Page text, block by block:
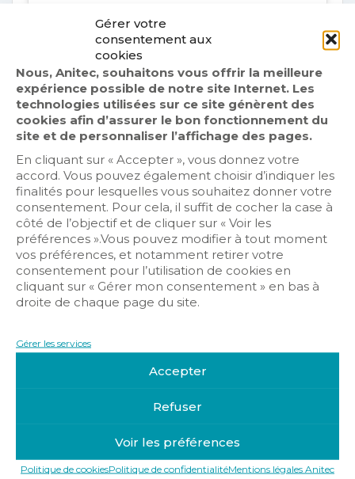
Gérer votre
consentement aux
cookies
Nous, Anitec, souhaitons vous offrir la meilleure
expérience possible de notre site Internet. Les
technologies utilisées sur ce site génèrent des
cookies afin d’assurer le bon fonctionnement du
site et de personnaliser l’affichage des pages.
En cliquant sur « Accepter », vous donnez votre
accord. Vous pouvez également choisir d’indiquer les
finalités pour lesquelles vous souhaitez donner votre
consentement. Pour cela, il suffit de cocher la case à
côté de l’objectif et de cliquer sur « Voir les
préférences ».Vous pouvez modifier à tout moment
vos préférences, et notamment retirer votre
consentement pour l’utilisation de cookies en
cliquant sur « Gérer mon consentement » en bas à
droite de chaque page du site.
Gérer les services
Accepter
Refuser
Voir les préférences
Politique de cookiesPolitique de confidentialitéMentions légales Anitec
ELECTROTECHNIQUE
Résumé de la formation
L’électrotechnicien exerce des activités de
conception, d’analyse et de diagnostic,
de conduite de projet/chantier, de réalisation,
de mise en service et de
maintenance. Dans le cadre de ses activités, il
maîtrise les aspects normatifs,
réglementaires, de sécurité des personnes et
des biens, de performance énergétique,
de protection de l’environnement et du
développement durable.
Objectifs de la formation
• Analyser un cahier des charges et proposer
• Gérer un projet technique à caractère
industriel : concevoir, réaliser, maintenir un